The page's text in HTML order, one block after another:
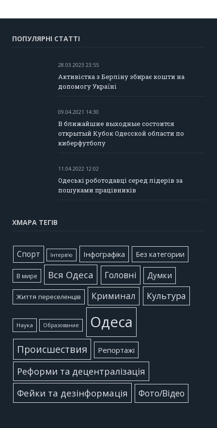
ПОПУЛЯРНІ СТАТТІ
28.03.2023 23:55
Активістка з Берліну збирає кошти на
допомогу Україні
09.04.2021 14:30
В ближайшие выходные состоится
открытый Кубок Одесской области по
киберфутболу
11.04.2022 12:02
Одеські роботодавці серед лідерів за
пошуками працівників
ХМАРА ТЕГІВ
Cпорт Інтерв'ю Інфографіка Без категории
В мире Вся Одеса Головні Думки
Життя переселенців Криминал Культура
Наука Образование Одеса
Происшествия Репортажі
Реформи та децентралізація
Фейки та дезінформація
Фото/Відео